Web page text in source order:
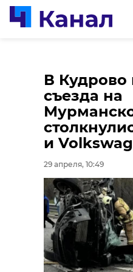
В
съезда на
и
29 апреля, 10:49
За сутки в
Ленобласти
пожаров
29 апреля, 09:58
Ивангород
к
летия
29 апреля, 09:36